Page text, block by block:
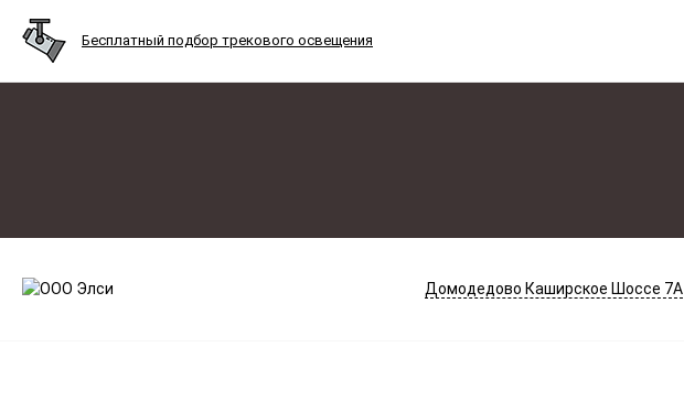
Бесплатный подбор трекового освещения
Домодедово Каширское Шоссе 7А